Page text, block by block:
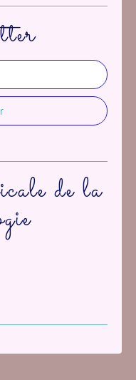
de la